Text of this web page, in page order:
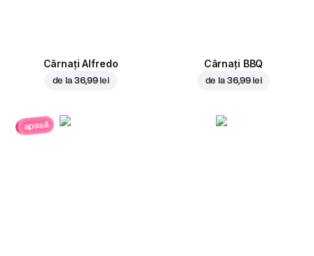
Cârnați Alfredo
de la 36,99 lei
Cârnați BBQ
de la 36,99 lei
apasă